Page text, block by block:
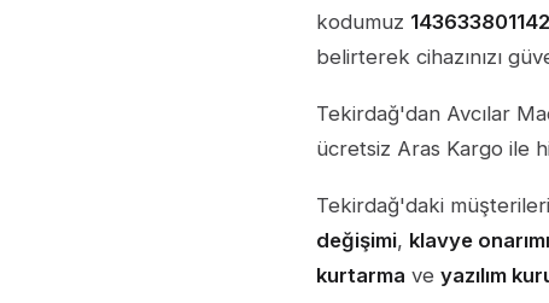
kodumuz
belirterek cihazınızı
Tekirdağ'dan Avcılar
ücretsiz Aras Kargo ile
Tekirdağ'daki
değişimi, klavye onarımı
kurtarma ve yazılım